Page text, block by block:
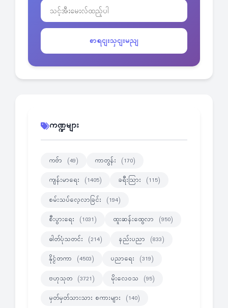
စာရငျးသှငျးမညျ
ကဏ္ဍများ
ကဗ်ာ (49) ကာတွန်း (170)
ကျန်းမာရေး (1405) ခရီးသြား (115)
စမ်းသပ်လေ့လာခြင်း (194)
စီးပွားရေး (1031) ထူးဆန်းထွေလာ (950)
ဓါတ်ပုံသတင်း (214) နည်းပညာ (833)
နိုင္ငံတကာ (4503) ပညာရေး (319)
ဗဟုသုတ (3721) မိုးလေဝသ (95)
မှတ်မှတ်သားသား စကားများ (140)